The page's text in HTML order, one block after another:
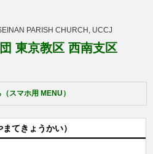
PARISH CHURCH, UCCJ
東京教区 西南支区
スマホ用 MENU）
てきょうかい）